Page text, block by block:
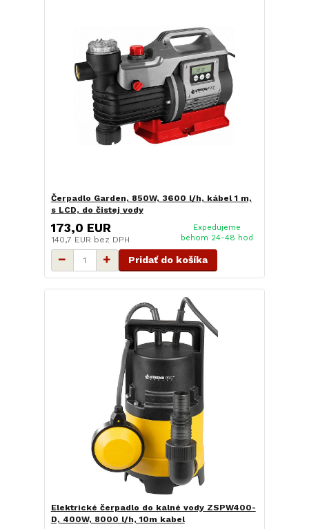
Čerpadlo Garden, 850W, 3600 l/h, kábel 1 m,
s LCD, do čistej vody
173,0 EUR
140,7 EUR bez DPH
Expedujeme
behom 24-48 hod
Pridať do košíka
Elektrické čerpadlo do kalné vody ZSPW400-
D, 400W, 8000 l/h, 10m kabel